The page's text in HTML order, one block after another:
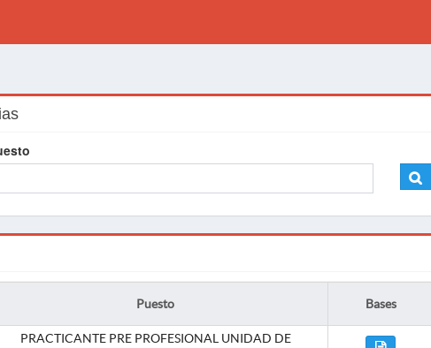
Puesto Bases
PRACTICANTE PRE PROFESIONAL UNIDAD DE